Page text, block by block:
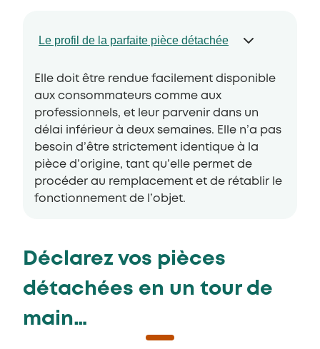
Le profil de la parfaite pièce détachée
Elle doit être rendue facilement disponible
aux consommateurs comme aux
professionnels, et leur parvenir dans un
délai inférieur à deux semaines. Elle n’a pas
besoin d’être strictement identique à la
pièce d’origine, tant qu’elle permet de
procéder au remplacement et de rétablir le
fonctionnement de l’objet.
Déclarez vos pièces
détachées en un tour de
main…